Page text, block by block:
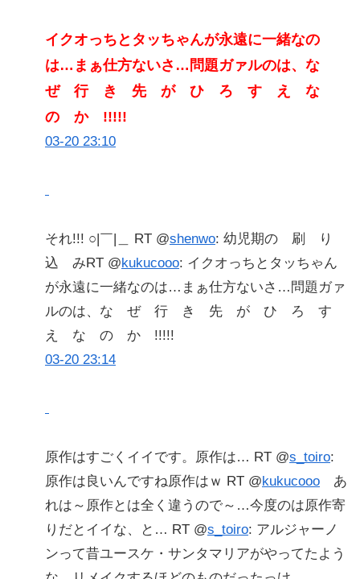
イクオっちとタッちゃんが永遠に一緒なの
は…まぁ仕方ないさ…問題ガァルのは、な
ぜ 行 き 先 が ひ ろ す え な
の か !!!!!
03-20 23:10
それ!!! ○|￣|＿ RT @shenwo: 幼児期の 刷 り
込 みRT @kukucooo: イクオっちとタッちゃん
が永遠に一緒なのは…まぁ仕方ないさ…問題ガァ
ルのは、な ぜ 行 き 先 が ひ ろ す
え な の か !!!!!
03-20 23:14
原作はすごくイイです。原作は… RT @s_toiro:
原作は良いんですね原作はｗ RT @kukucooo あ
れは～原作とは全く違うので～…今度のは原作寄
りだとイイな、と… RT @s_toiro: アルジャーノ
ンって昔ユースケ・サンタマリアがやってたよう